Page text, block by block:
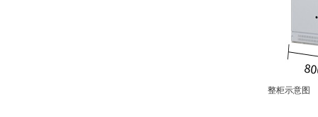
整柜示意图